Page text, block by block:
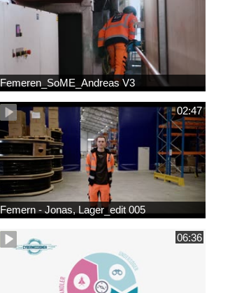
Femeren_SoME_Andreas V3
02:47
Femern - Jonas, Lager_edit 005
06:36